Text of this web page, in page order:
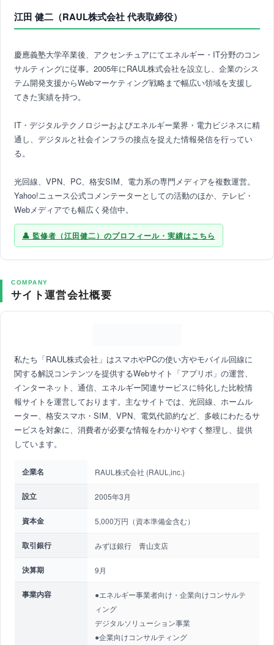
江田 健二（RAUL株式会社 代表取締役）
慶應義塾大学卒業後、アクセンチュアにてエネルギー・IT分野のコン
サルティングに従事。2005年にRAUL株式会社を設立し、企業のシス
テム開発支援からWebマーケティング戦略まで幅広い領域を支援し
てきた実績を持つ。
IT・デジタルテクノロジーおよびエネルギー業界・電力ビジネスに精
通し、デジタルと社会インフラの接点を捉えた情報発信を行ってい
る。
光回線、VPN、PC、格安SIM、電力系の専門メディアを複数運営。
Yahoo!ニュース公式コメンテーターとしての活動のほか、テレビ・
Webメディアでも幅広く発信中。
監修者（江田健二）のプロフィール・実績はこちら
COMPANY
サイト運営会社概要
私たち「RAUL株式会社」はスマホやPCの使い方やモバイル回線に
関する解説コンテンツを提供するWebサイト「アプリポ」の運営、
インターネット、通信、エネルギー関連サービスに特化した比較情
報サイトを運営しております。主なサイトでは、光回線、ホームル
ーター、格安スマホ・SIM、VPN、電気代節約など、多岐にわたるサ
ービスを対象に、消費者が必要な情報をわかりやすく整理し、提供
しています。
企業名 RAUL株式会社 (RAUL,inc.)
設立 2005年3月
資本金 5,000万円（資本準備金含む）
取引銀行 みずほ銀行 青山支店
決算期 9月
事業内容
●エネルギー事業者向け・企業向けコンサルテ
ィング
デジタルソリューション事業
●企業向けコンサルティング